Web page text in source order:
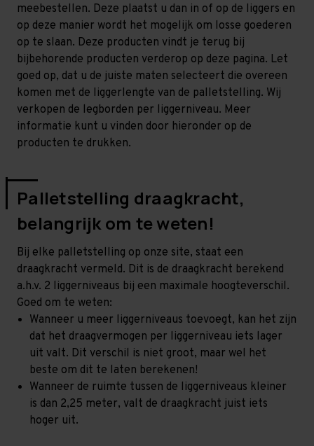
meebestellen. Deze plaatst u dan in of op de liggers en
op deze manier wordt het mogelijk om losse goederen
op te slaan. Deze producten vindt je terug bij
bijbehorende producten verderop op deze pagina. Let
goed op, dat u de juiste maten selecteert die overeen
komen met de liggerlengte van de palletstelling. Wij
verkopen de legborden per liggerniveau. Meer
informatie kunt u vinden door hieronder op de
producten te drukken.
Palletstelling draagkracht,
belangrijk om te weten!
Bij elke palletstelling op onze site, staat een
draagkracht vermeld. Dit is de draagkracht berekend
a.h.v. 2 liggerniveaus bij een maximale hoogteverschil.
Goed om te weten:
Wanneer u meer liggerniveaus toevoegt, kan het zijn
dat het draagvermogen per liggerniveau iets lager
uit valt. Dit verschil is niet groot, maar wel het
beste om dit te laten berekenen!
Wanneer de ruimte tussen de liggerniveaus kleiner
is dan 2,25 meter, valt de draagkracht juist iets
hoger uit.